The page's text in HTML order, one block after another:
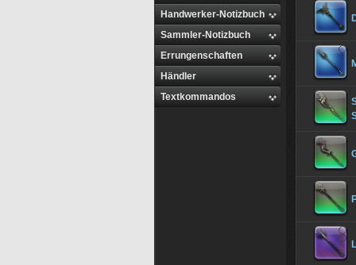
Handwerker-Notizbuch
Sammler-Notizbuch
Errungenschaften
Händler
Textkommandos